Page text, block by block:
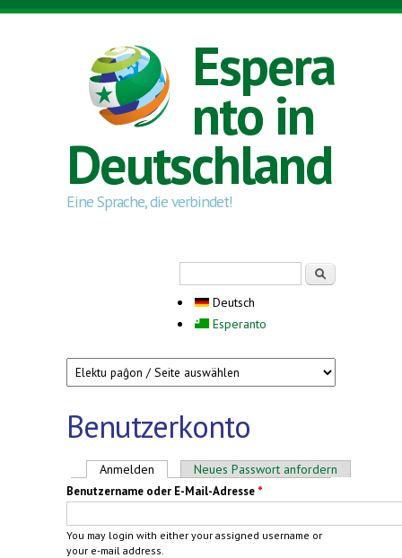
Direkt zum Inhalt
Espera
nto in
Deutschland
Eine Sprache, die verbindet!
Deutsch
Esperanto
Benutzerkonto
Haupt-Reiter
Anmelden (aktiver Reiter)
Neues Passwort anfordern
Benutzername oder E-Mail-Adresse *
You may login with either your assigned username or
your e-mail address.